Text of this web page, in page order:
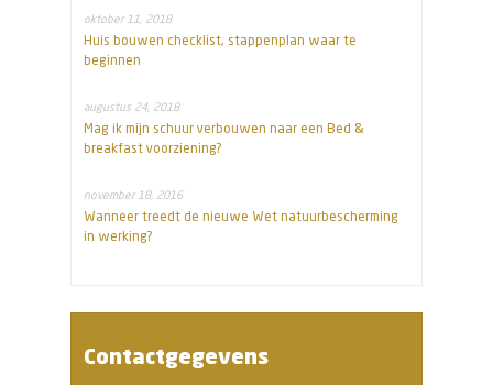
oktober 11, 2018
Huis bouwen checklist, stappenplan waar te
beginnen
augustus 24, 2018
Mag ik mijn schuur verbouwen naar een Bed &
breakfast voorziening?
november 18, 2016
Wanneer treedt de nieuwe Wet natuurbescherming
in werking?
Contactgegevens